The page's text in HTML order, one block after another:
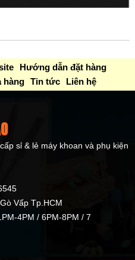
Hướng dẫn đặt hàng
hàng Tin tức Liên hệ
sỉ & lẻ máy khoan và phụ kiện
Vấp Tp.HCM
4PM / 6PM-8PM / 7